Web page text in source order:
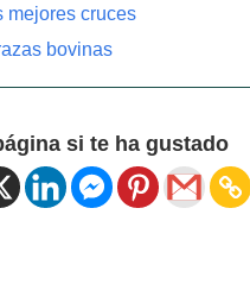
mejores cruces
bovinas
si te ha gustado